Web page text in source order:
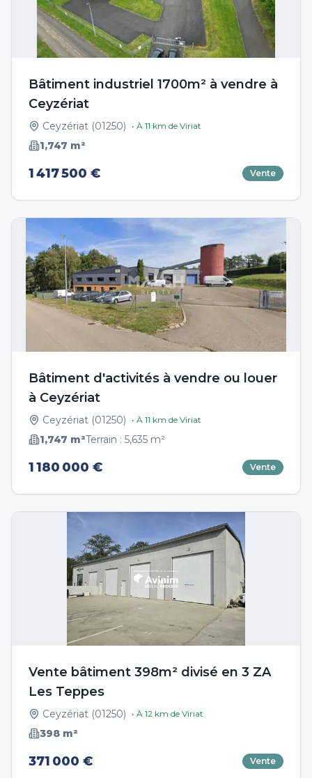
Bâtiment industriel 1700m² à vendre à
Ceyzériat
Ceyzériat (01250) • À 11 km de Viriat
1,747 m²
1 417 500 € Vente
Bâtiment d'activités à vendre ou louer
à Ceyzériat
Ceyzériat (01250) • À 11 km de Viriat
1,747 m²Terrain : 5,635 m²
1 180 000 € Vente
Vente bâtiment 398m² divisé en 3 ZA
Les Teppes
Ceyzériat (01250) • À 12 km de Viriat
398 m²
371 000 € Vente